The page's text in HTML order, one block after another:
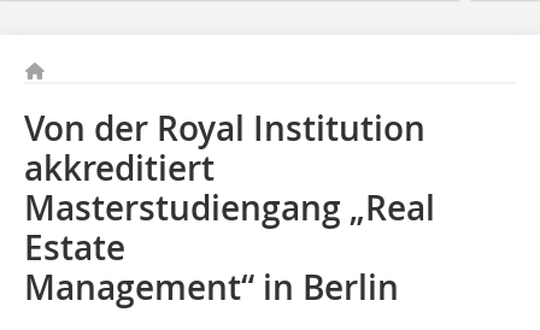
Von der Royal Institution
akkreditiert
Masterstudiengang „Real
Estate
Management“ in Berlin